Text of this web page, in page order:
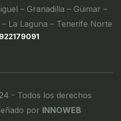
– Granadilla – Güimar –
La Laguna – Tenerife Norte
- Todos los derechos
por INNOWEB